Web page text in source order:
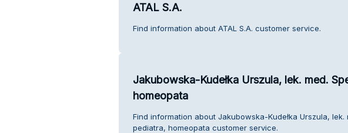
ATAL S.A.
Find information about ATAL S.A. customer service.
Jakubowska-Kudełka Urszula, lek. med.
homeopata
Find information about Jakubowska-Kudełka Urszula, lek.
pediatra, homeopata customer service.